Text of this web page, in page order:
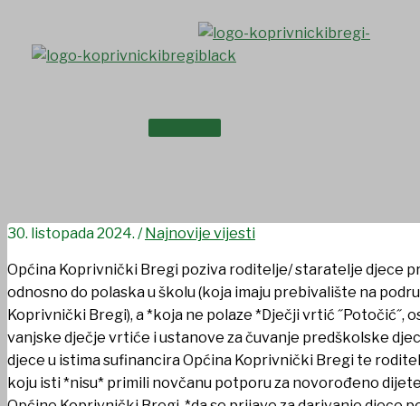
content
OBAVIJEST RODITELJIMA/
30. listopada 2024. /Najnovije vijesti
Općina Koprivnički Bregi poziva roditelje/ staratelje djece
odnosno do polaska u školu (koja imaju prebivalište na
Koprivnički Bregi), a *koja ne polaze *Dječji vrtić ˝Potočić˝,
vanjske dječje vrtiće i ustanove za čuvanje predškolske
djece u istima sufinancira Općina Koprivnički Bregi te
koju isti *nisu* primili novčanu potporu za novorođeno